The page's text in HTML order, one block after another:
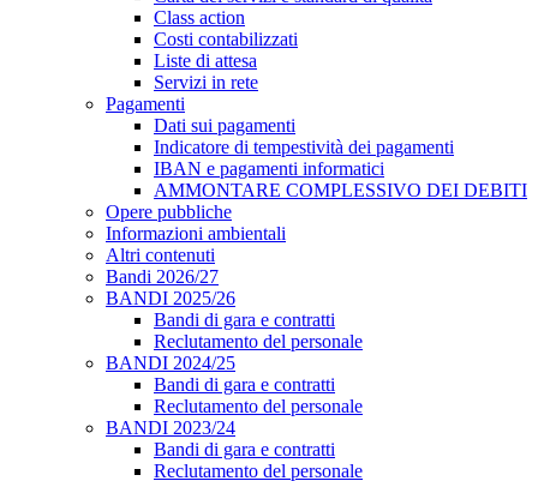
Class action
Costi contabilizzati
Liste di attesa
Servizi in rete
Pagamenti
Dati sui pagamenti
Indicatore di tempestività dei pagamenti
IBAN e pagamenti informatici
AMMONTARE COMPLESSIVO DEI DEBITI
Opere pubbliche
Informazioni ambientali
Altri contenuti
Bandi 2026/27
BANDI 2025/26
Bandi di gara e contratti
Reclutamento del personale
BANDI 2024/25
Bandi di gara e contratti
Reclutamento del personale
BANDI 2023/24
Bandi di gara e contratti
Reclutamento del personale